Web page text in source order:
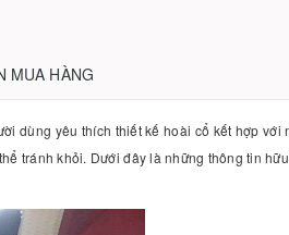
MUA HÀNG
dùng yêu thích thiết kế hoài cổ kết hợp
tránh khỏi. Dưới đây là những thông tin